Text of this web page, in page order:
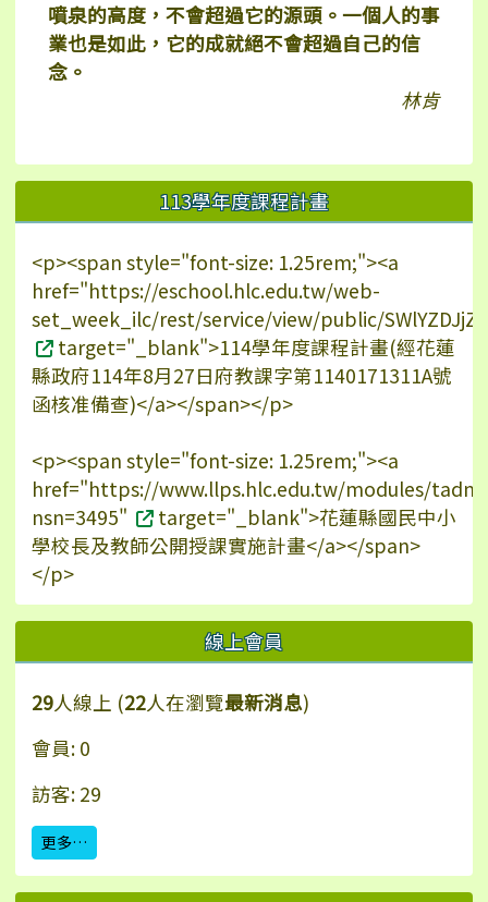
噴泉的高度，不會超過它的源頭。一個人的事
業也是如此，它的成就絕不會超過自己的信
念。
林肯
113學年度課程計畫
<p><span style="font-size: 1.25rem;"><a
href="https://eschool.hlc.edu.tw/web-
set_week_ilc/rest/service/view/public/
target="_blank">114學年度課程計畫(經花蓮
縣政府114年8月27日府教課字第1140171311A號
函核准備查)</a></span></p>
<p><span style="font-size: 1.25rem;"><a
href="https://www.llps.hlc.edu.tw/modules/
nsn=3495"
target="_blank">花蓮縣國民中小
學校長及教師公開授課實施計畫</a></span>
</p>
線上會員
29人線上 (22人在瀏覽最新消息)
會員: 0
訪客: 29
更多…